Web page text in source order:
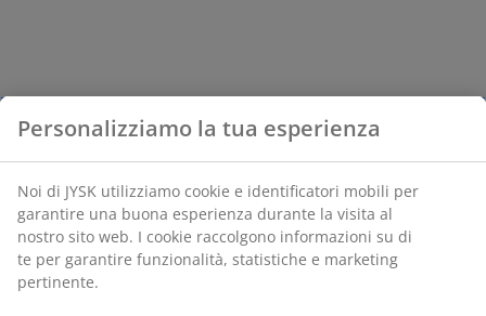
Personalizziamo la tua esperienza
Noi di JYSK utilizziamo cookie e identificatori mobili per
garantire una buona esperienza durante la visita al
nostro sito web. I cookie raccolgono informazioni su di
te per garantire funzionalità, statistiche e marketing
pertinente.